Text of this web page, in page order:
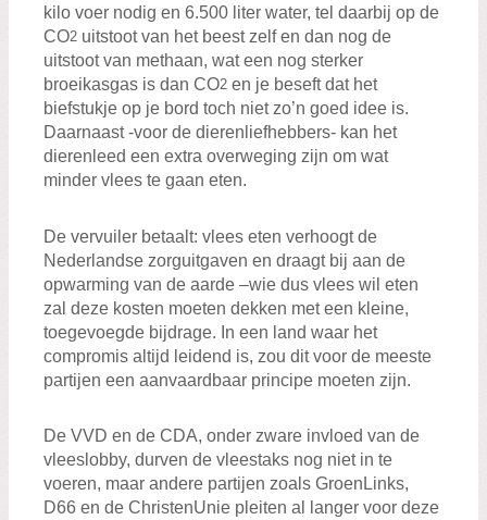
kilo voer nodig en 6.500 liter water, tel daarbij op de
CO2 uitstoot van het beest zelf en dan nog de
uitstoot van methaan, wat een nog sterker
broeikasgas is dan CO2 en je beseft dat het
biefstukje op je bord toch niet zo’n goed idee is.
Daarnaast -voor de dierenliefhebbers- kan het
dierenleed een extra overweging zijn om wat
minder vlees te gaan eten.
De vervuiler betaalt: vlees eten verhoogt de
Nederlandse zorguitgaven en draagt bij aan de
opwarming van de aarde –wie dus vlees wil eten
zal deze kosten moeten dekken met een kleine,
toegevoegde bijdrage. In een land waar het
compromis altijd leidend is, zou dit voor de meeste
partijen een aanvaardbaar principe moeten zijn.
De VVD en de CDA, onder zware invloed van de
vleeslobby, durven de vleestaks nog niet in te
voeren, maar andere partijen zoals GroenLinks,
D66 en de ChristenUnie pleiten al langer voor deze